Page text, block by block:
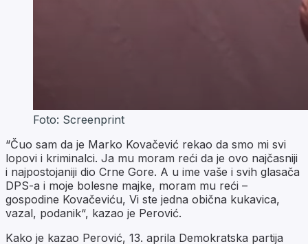
Foto: Screenprint
“Čuo sam da je Marko Kovačević rekao da smo mi svi
lopovi i kriminalci. Ja mu moram reći da je ovo najčasniji
i najpostojaniji dio Crne Gore. A u ime vaše i svih glasača
DPS-a i moje bolesne majke, moram mu reći –
gospodine Kovačeviću, Vi ste jedna obična kukavica,
vazal, podanik“, kazao je Perović.
Kako je kazao Perović, 13. aprila Demokratska partija